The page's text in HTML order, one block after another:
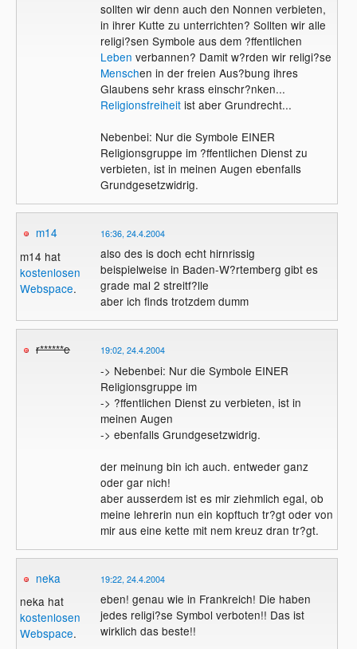
sollten wir denn auch den Nonnen verbieten,
in ihrer Kutte zu unterrichten? Sollten wir alle
religi?sen Symbole aus dem ?ffentlichen
Leben verbannen? Damit w?rden wir religi?se
Menschen in der freien Aus?bung ihres
Glaubens sehr krass einschr?nken...
Religionsfreiheitist aber Grundrecht...
Nebenbei: Nur die Symbole EINER
Religionsgruppe im ?ffentlichen Dienst zu
verbieten, ist in meinen Augen ebenfalls
Grundgesetzwidrig.
m14
m14 hat
kostenlosen
Webspace.
16:36, 24.4.2004
also des is doch echt hirnrissig
beispielweise in Baden-W?rtemberg gibt es
grade mal 2 streitf?lle
aber ich finds trotzdem dumm
r******e 19:02, 24.4.2004
-> Nebenbei: Nur die Symbole EINER
Religionsgruppe im
-> ?ffentlichen Dienst zu verbieten, ist in
meinen Augen
-> ebenfalls Grundgesetzwidrig.
der meinung bin ich auch. entweder ganz
oder gar nich!
aber ausserdem ist es mir ziehmlich egal, ob
meine lehrerin nun ein kopftuch tr?gt oder von
mir aus eine kette mit nem kreuz dran tr?gt.
neka
neka hat
kostenlosen
Webspace.
19:22, 24.4.2004
eben! genau wie in Frankreich! Die haben
jedes religi?se Symbol verboten!! Das ist
wirklich das beste!!